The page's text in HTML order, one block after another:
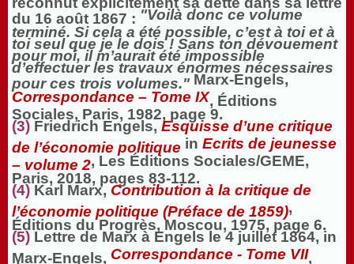
du 16 août 1867 : "Voilà donc ce volume
terminé. Si cela a été possible, c’est à toi et à
toi seul que je le dois ! Sans ton dévouement
pour moi, il m’aurait été impossible
d’effectuer les travaux énormes nécessaires
pour ces trois volumes." Marx-Engels,
Correspondance – Tome IX , Éditions
Sociales, Paris, 1982, page 9.
(3) Friedrich Engels, Esquisse d’une critique
de l’économie politique in Ecrits de jeunesse
– volume 2, Les Éditions Sociales/GEME,
Paris, 2018, pages 83-112.
(4) Karl Marx, Contribution à la critique de
l’économie politique (Préface de 1859),
Éditions du Progrès, Moscou, 1975, page 6.
(5) Lettre de Marx à Engels le 4 juillet 1864, in
Marx-Engels, Correspondance - Tome VII